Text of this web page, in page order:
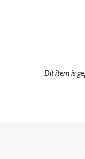
Dit item is